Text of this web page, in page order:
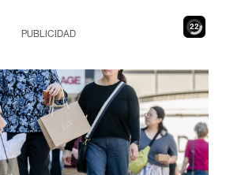
20
PUBLICIDAD